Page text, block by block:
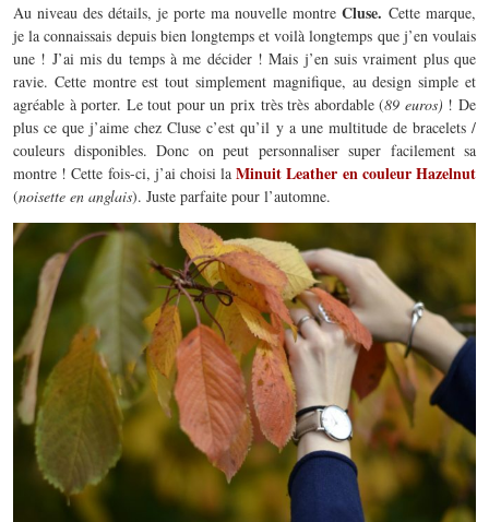
Au niveau des détails, je porte ma nouvelle montre Cluse. Cette marque,
je la connaissais depuis bien longtemps et voilà longtemps que j’en voulais
une ! J’ai mis du temps à me décider ! Mais j’en suis vraiment plus que
ravie. Cette montre est tout simplement magnifique, au design simple et
agréable à porter. Le tout pour un prix très très abordable (89 euros) ! De
plus ce que j’aime chez Cluse c’est qu’il y a une multitude de bracelets /
couleurs disponibles. Donc on peut personnaliser super facilement sa
montre ! Cette fois-ci, j’ai choisi laMinuit Leather en couleur Hazelnut
(noisette en anglais). Juste parfaite pour l’automne.